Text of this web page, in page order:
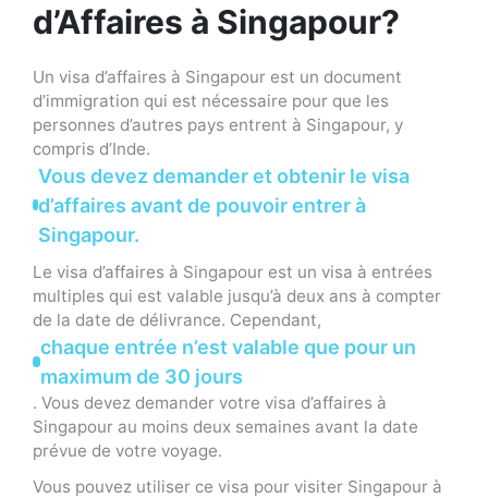
d’Affaires à Singapour?
Un visa d’affaires à Singapour est un document
d’immigration qui est nécessaire pour que les
personnes d’autres pays entrent à Singapour, y
compris d’Inde.
Vous devez demander et obtenir le visa
d’affaires avant de pouvoir entrer à
Singapour.
Le visa d’affaires à Singapour est un visa à entrées
multiples qui est valable jusqu’à deux ans à compter
de la date de délivrance. Cependant,
chaque entrée n’est valable que pour un
maximum de 30 jours
. Vous devez demander votre visa d’affaires à
Singapour au moins deux semaines avant la date
prévue de votre voyage.
Vous pouvez utiliser ce visa pour visiter Singapour à